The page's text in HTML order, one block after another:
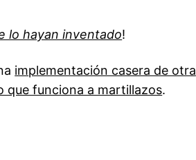
lo hayan inventado!
implementación casera de otra
que funciona a martillazos.